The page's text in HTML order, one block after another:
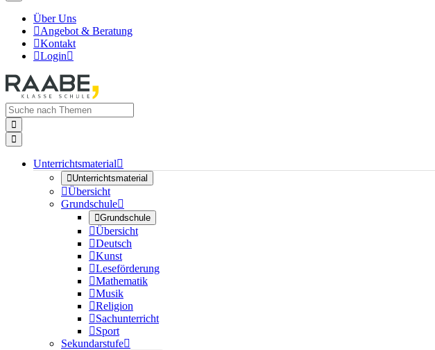
Über Uns
Angebot & Beratung
Kontakt
Login


Unterrichtsmaterial
Unterrichtsmaterial
Übersicht
Grundschule
Grundschule
Übersicht
Deutsch
Kunst
Leseförderung
Mathematik
Musik
Religion
Sachunterricht
Sport
Sekundarstufe